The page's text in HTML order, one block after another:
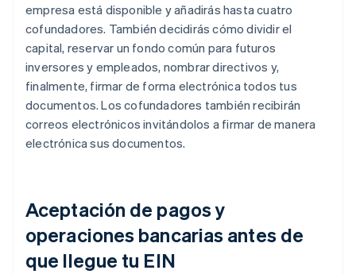
empresa está disponible y añadirás hasta cuatro
cofundadores. También decidirás cómo dividir el
capital, reservar un fondo común para futuros
inversores y empleados, nombrar directivos y,
finalmente, firmar de forma electrónica todos tus
documentos. Los cofundadores también recibirán
correos electrónicos invitándolos a firmar de manera
electrónica sus documentos.
Aceptación de pagos y
operaciones bancarias antes de
que llegue tu EIN